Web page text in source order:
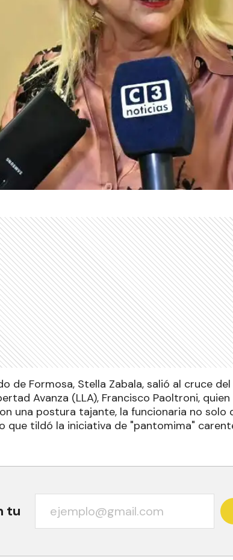
de Formosa, Stella Zabala, salió al cruce
Avanza (LLA), Francisco Paoltroni,
una postura tajante, la funcionaria no
que tildó la iniciativa de "pantomima"
tu